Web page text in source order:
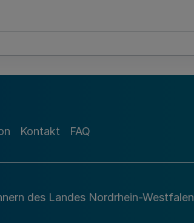
Kontakt FAQ
des Landes Nordrhein-Westfalen